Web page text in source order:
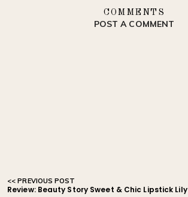
COMMENTS
POST A COMMENT
Review: Beauty Story Sweet & Chic Lipstick Lily